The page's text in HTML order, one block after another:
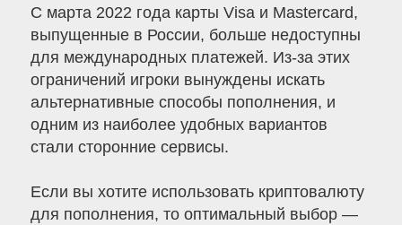
С марта 2022 года карты Visa и Mastercard,
выпущенные в России, больше недоступны
для международных платежей. Из-за этих
ограничений игроки вынуждены искать
альтернативные способы пополнения, и
одним из наиболее удобных вариантов
стали сторонние сервисы.
Если вы хотите использовать криптовалюту
для пополнения, то оптимальный выбор —